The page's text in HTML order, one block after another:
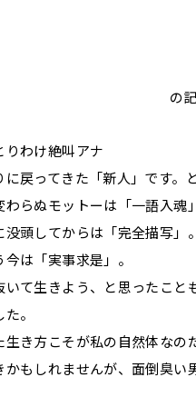
の
わけ絶叫アナ
戻ってきた「新人」です。
らぬモットーは「一語入魂
頭してからは「完全描写」。
は「実事求是」。
いて生きよう、と思ったこ
。
き方こそが私の自然体なの
もしれませんが、面倒臭い